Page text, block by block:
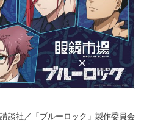
談社／「ブルーロック」製作委員会